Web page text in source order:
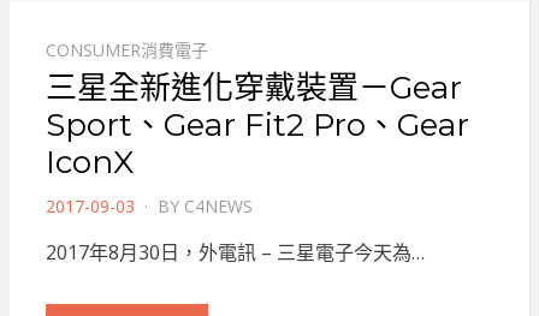
CONSUMER消費電子
三星全新進化穿戴裝置－Gear
Sport、Gear Fit2 Pro、Gear
IconX
POSTED
2017-09-03 BY C4NEWS
2017年8月30日，外電訊 – 三星電子今天為…